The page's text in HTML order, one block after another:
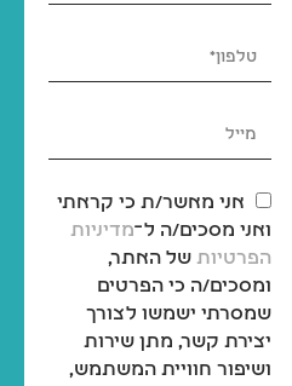
אני מאשר/ת כי קראתי
ואני מסכים/ה ל־מדיניות
הפרטיות של האתר,
ומסכים/ה כי הפרטים
שמסרתי ישמשו לצורך
יצירת קשר, מתן שירות
ושיפור חוויית המשתמש,